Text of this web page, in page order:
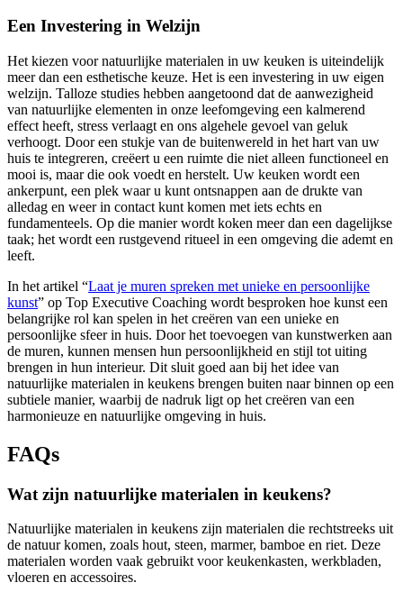
Een Investering in Welzijn
Het kiezen voor natuurlijke materialen in uw keuken is uiteindelijk
meer dan een esthetische keuze. Het is een investering in uw eigen
welzijn. Talloze studies hebben aangetoond dat de aanwezigheid
van natuurlijke elementen in onze leefomgeving een kalmerend
effect heeft, stress verlaagt en ons algehele gevoel van geluk
verhoogt. Door een stukje van de buitenwereld in het hart van uw
huis te integreren, creëert u een ruimte die niet alleen functioneel en
mooi is, maar die ook voedt en herstelt. Uw keuken wordt een
ankerpunt, een plek waar u kunt ontsnappen aan de drukte van
alledag en weer in contact kunt komen met iets echts en
fundamenteels. Op die manier wordt koken meer dan een dagelijkse
taak; het wordt een rustgevend ritueel in een omgeving die ademt en
leeft.
In het artikel “Laat je muren spreken met unieke en persoonlijke
kunst” op Top Executive Coaching wordt besproken hoe kunst een
belangrijke rol kan spelen in het creëren van een unieke en
persoonlijke sfeer in huis. Door het toevoegen van kunstwerken aan
de muren, kunnen mensen hun persoonlijkheid en stijl tot uiting
brengen in hun interieur. Dit sluit goed aan bij het idee van
natuurlijke materialen in keukens brengen buiten naar binnen op een
subtiele manier, waarbij de nadruk ligt op het creëren van een
harmonieuze en natuurlijke omgeving in huis.
FAQs
Wat zijn natuurlijke materialen in keukens?
Natuurlijke materialen in keukens zijn materialen die rechtstreeks uit
de natuur komen, zoals hout, steen, marmer, bamboe en riet. Deze
materialen worden vaak gebruikt voor keukenkasten, werkbladen,
vloeren en accessoires.